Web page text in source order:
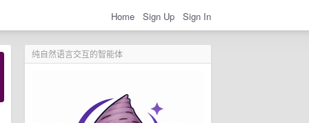
Home Sign Up Sign In
纯自然语言交互的智能体